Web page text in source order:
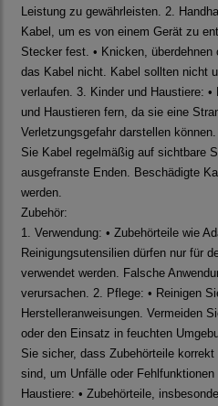
Leistung zu gewährleisten. 2.
Kabel, um es von einem Gerät zu
Stecker fest. • Knicken,
das Kabel nicht. Kabel sollten nicht
verlaufen. 3. Kinder und Haustiere:
und Haustieren fern, da sie eine
Verletzungsgefahr darstellen
Sie Kabel regelmäßig auf sichtbare
ausgefranste Enden. Beschädigte
werden.
Zubehör:
1. Verwendung: • Zubehörteile wie
Reinigungsutensilien dürfen nur für
verwendet werden. Falsche
verursachen. 2. Pflege: • Reinigen
Herstelleranweisungen. Vermeiden
oder den Einsatz in feuchten
Sie sicher, dass Zubehörteile
sind, um Unfälle oder
Haustiere: • Zubehörteile,